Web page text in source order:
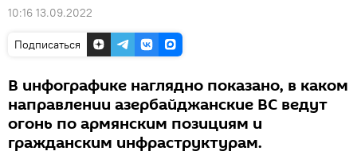
10:16 13.09.2022
Подписаться
В инфографике наглядно показано, в каком
направлении азербайджанские ВС ведут
огонь по армянским позициям и
гражданским инфраструктурам.